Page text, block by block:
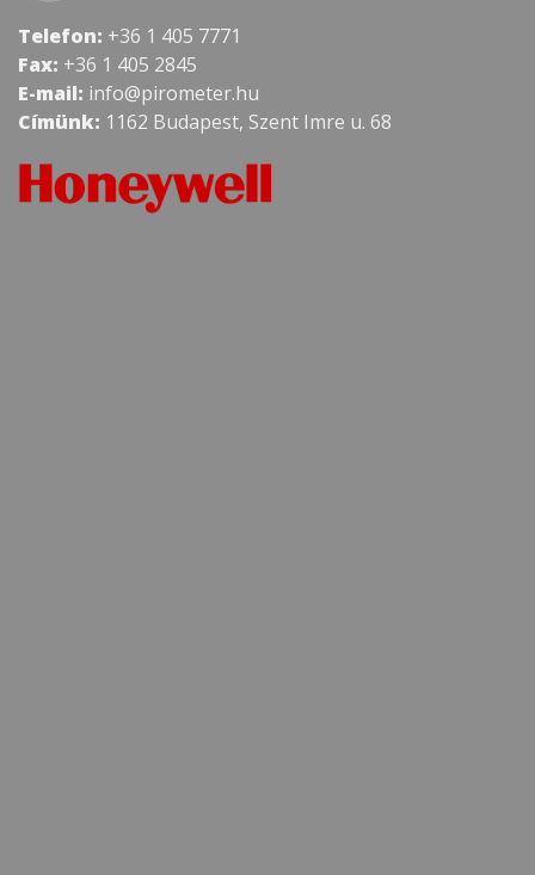
Telefon: +36 1 405 7771
Fax: +36 1 405 2845
E-mail: info@pirometer.hu
Címünk: 1162 Budapest, Szent Imre u. 68